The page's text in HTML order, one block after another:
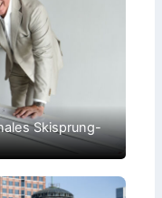
Skisprung-